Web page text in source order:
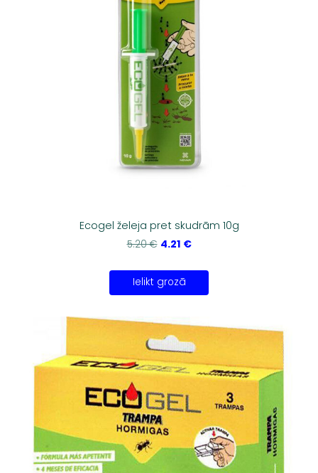
Ecogel želeja pret skudrām 10g
5.20 € 4.21 €
Ielikt grozā